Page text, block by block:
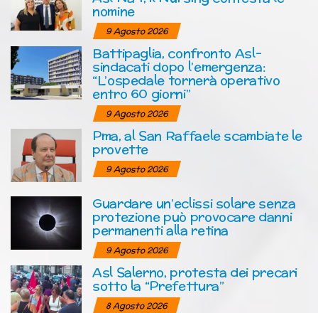
nomine
9 Agosto 2026
Battipaglia, confronto Asl-
sindacati dopo l’emergenza:
“L’ospedale tornerà operativo
entro 60 giorni”
9 Agosto 2026
Pma, al San Raffaele scambiate le
provette
9 Agosto 2026
Guardare un’eclissi solare senza
protezione può provocare danni
permanenti alla retina
9 Agosto 2026
Asl Salerno, protesta dei precari
sotto la “Prefettura”
8 Agosto 2026